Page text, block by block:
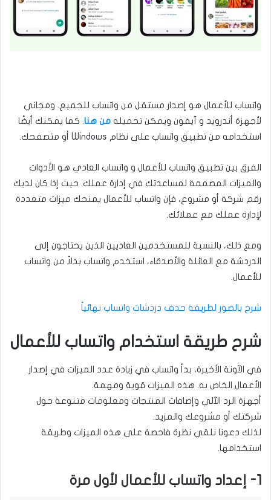
واتساب للأعمال هو إصدار مستقل من واتساب للجميع. ومجاني
لأجهزة أندرويد و آيفون ويمكن تحميله من هنا. كما يمكنك أيضًا
استخدامه من تطبيق واتساب على نظام Windows أو متصفحك.
الفرق بين تطبيق واتساب للأعمال و واتساب العادي هو الأدوات
والميزات المصممة لمساعدتك في إدارة عملك. حيث إذا كان لديك
رقم شركة أو مشروع، فإن واتساب للأعمال يمنحك ميزات متعددة
لإدارة عملك مع عملائك.
ومع ذلك، بالنسبة للمستخدمين العاديين الذين يحتاجون إلى
الدردشة مع العائلة والأصدقاء، استخدم واتساب بدلاً من واتساب
للأعمال.
شرح بالصور لطريقة حذف دردشات واتساب نهائياً
شرح طريقة استخدام واتساب للأعمال
في الآونة الأخيرة، بدأ واتساب في زيادة عدد الميزات في إصدار
الأعمال الخاص به. هذه الميزات قوية ومهمة.
أجهزة الرد الآلي وإضافات المنتجات ومعلومات متنوعة حول
شركتك أو مشروعك والمزيد.
لذلك دعونا نلقي نظرة فاحصة على هذه الميزات وطريقة
استخدامها.
1- إعداد واتساب للأعمال لأول مرة